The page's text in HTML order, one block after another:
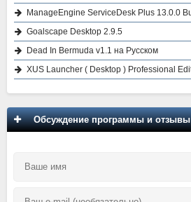
ManageEngine ServiceDesk Plus 13.0.0
Goalscape Desktop 2.9.5
Dead In Bermuda v1.1 на Русском
XUS Launcher ( Desktop ) Professional
Обсуждение программы и отзывы